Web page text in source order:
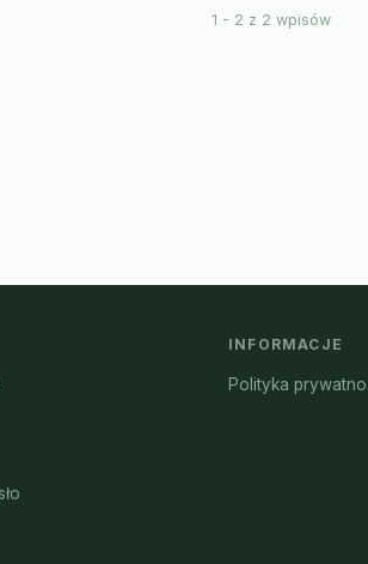
1 - 2 z 2 wpisów
INFORMACJE
Polityka